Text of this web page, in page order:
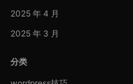
2025 年 4 月
2025 年 3 月
分类